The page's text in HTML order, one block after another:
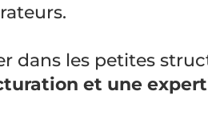
dans les petites
et une